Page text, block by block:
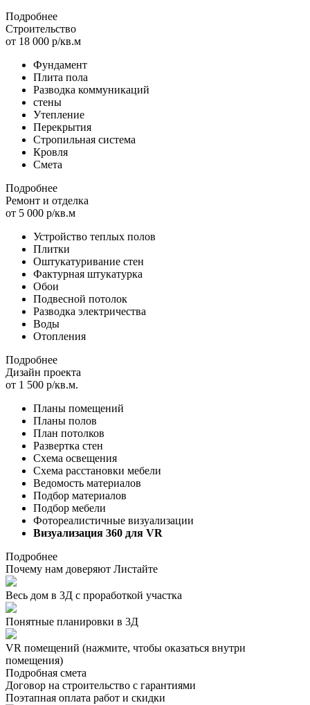
Подробнее
Строительство
от 18 000 р/кв.м
Фундамент
Плита пола
Разводка коммуникаций
стены
Утепление
Перекрытия
Стропильная система
Кровля
Смета
Подробнее
Ремонт и отделка
от 5 000 р/кв.м
Устройство теплых полов
Плитки
Оштукатуривание стен
Фактурная штукатурка
Обои
Подвесной потолок
Разводка электричества
Воды
Отопления
Подробнее
Дизайн проекта
от 1 500 р/кв.м.
Планы помещений
Планы полов
План потолков
Развертка стен
Схема освещения
Схема расстановки мебели
Ведомость материалов
Подбор материалов
Подбор мебели
Фотореалистичные визуализации
Визуализация 360 для VR
Подробнее
Почему нам доверяют Листайте
Весь дом в 3Д с проработкой участка
Понятные планировки в 3Д
VR помещений (нажмите, чтобы оказаться внутри
помещения)
Подробная смета
Договор на строительство с гарантиями
Поэтапная оплата работ и скидки